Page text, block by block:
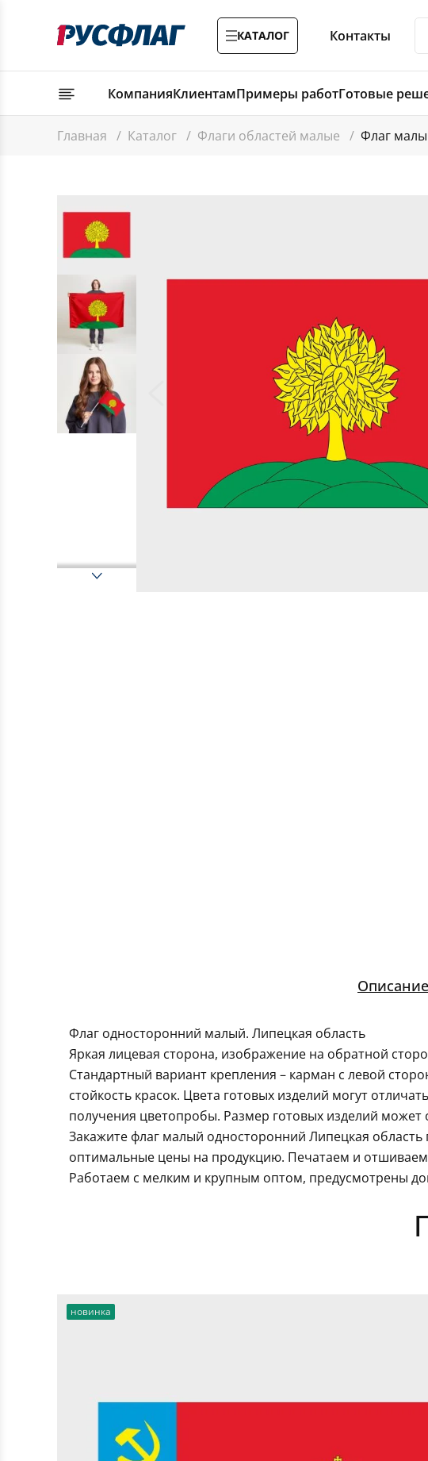
КАТАЛОГ Контакты
КомпанияКлиентамПримеры работГотовые
Главная / Каталог / Флаги областей малые / Флаг
Описание
Флаг односторонний малый. Липецкая область
Яркая лицевая сторона, изображение на обратной
Стандартный вариант крепления – карман с левой
стойкость красок. Цвета готовых изделий могут
получения цветопробы. Размер готовых изделий может
Закажите флаг малый односторонний Липецкая
оптимальные цены на продукцию. Печатаем и
Работаем с мелким и крупным оптом, предусмотрены
новинка